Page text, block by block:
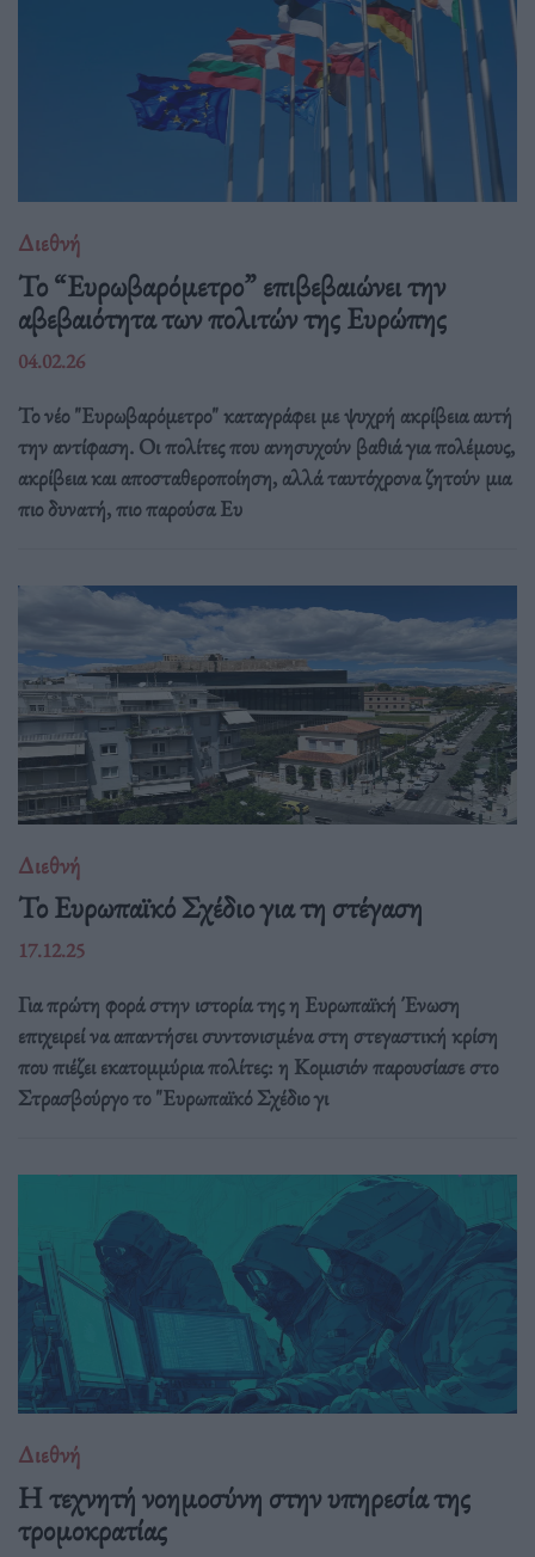
Διεθνή
Το “Ευρωβαρόμετρο” επιβεβαιώνει την
αβεβαιότητα των πολιτών της Ευρώπης
04.02.26
Το νέο "Ευρωβαρόμετρο" καταγράφει με ψυχρή ακρίβεια αυτή
την αντίφαση. Oι πολίτες που ανησυχούν βαθιά για πολέμους,
ακρίβεια και αποσταθεροποίηση, αλλά ταυτόχρονα ζητούν μια
πιο δυνατή, πιο παρούσα Ευ
Διεθνή
Το Ευρωπαϊκό Σχέδιο για τη στέγαση
17.12.25
Για πρώτη φορά στην ιστορία της η Ευρωπαϊκή Ένωση
επιχειρεί να απαντήσει συντονισμένα στη στεγαστική κρίση
που πιέζει εκατομμύρια πολίτες: η Κομισιόν παρουσίασε στο
Στρασβούργο το "Ευρωπαϊκό Σχέδιο γι
Διεθνή
Η τεχνητή νοημοσύνη στην υπηρεσία της
τρομοκρατίας